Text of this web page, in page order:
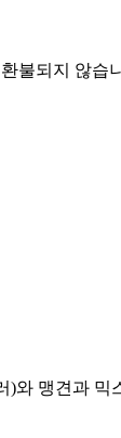
불되지 않습
와 맹견과